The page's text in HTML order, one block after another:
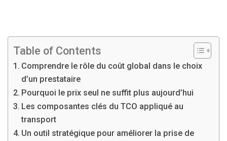
Table of Contents
Comprendre le rôle du coût global dans le choix
d’un prestataire
Pourquoi le prix seul ne suffit plus aujourd’hui
Les composantes clés du TCO appliqué au
transport
Un outil stratégique pour améliorer la prise de